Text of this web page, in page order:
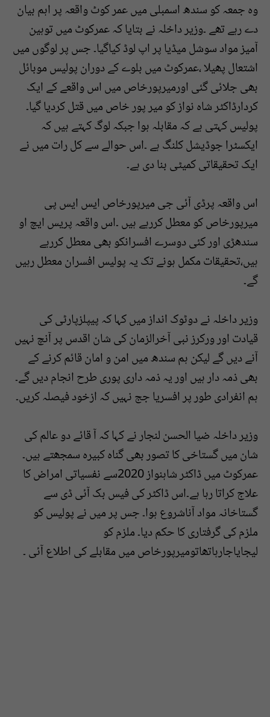
وہ جمعہ کو سندھ اسمبلی میں عمر کوٹ واقعہ پر اہم بیان
دے رہے تھے ۔وزیر داخلہ نے بتایا کہ عمرکوٹ میں توہین
آمیز مواد سوشل میڈیا پر اپ لوڈ کیاگیا۔ جس پر لوگوں میں
اشتعال پھیلا ،عمرکوٹ میں بلوے کے دوران پولیس موبائل
بھی جلائی گئی اورمیرپورخاص میں اس واقعے کے ایک
کردارڈاکٹر شاہ نواز کو میر پور خاص میں قتل کردیا گیا۔
پولیس کہتی ہے کہ مقابلہ ہوا جبکہ لوگ کہتے ہیں کہ
ایکسٹرا جوڈیشل کلنگ ہے ۔اس حوالے سے کل رات میں نے
ایک تحقیقاتی کمیٹی بنا دی ہے۔
اس واقعہ پرڈی آئی جی میرپورخاص ایس ایس پی
میرپورخاص کو معطل کررہے ہیں ۔اس واقعہ پریس ایچ او
سندھڑی اور کئی دوسرے افسرانکو بھی معطل کررہے
ہیں،تحقیقات مکمل ہونے تک یہ پولیس افسران معطل رہیں
گے۔
وزیر داخلہ نے دوٹوک انداز میں کہا کہ پیپلزپارٹی کی
قیادت اور ورکرز نبی آخرالزمان کی شان اقدس پر آنچ نہیں
آنے دیں گے لیکن ہم سندھ میں امن و امان قائم کرنے کے
بھی ذمہ دار ہیں اور یہ ذمہ داری پوری طرح انجام دیں گے۔
ہم انفرادی طور پر افسریا جج نہیں کہ ازخود فیصلہ کریں۔
وزیر داخلہ ضیا الحسن لنجار نے کہا کہ آ قائے دو عالم کی
شان میں گستاخی کا تصور بھی گناہ کبیرہ سمجھتے ہیں۔
عمرکوٹ میں ڈاکٹر شاہنواز 2020سے نفسیاتی امراض کا
علاج کراتا رہا ہے۔اس ڈاکٹر کی فیس بک آئی ڈی سے
گستاخانہ مواد آناشروع ہوا۔ جس پر میں نے پولیس کو
ملزم کی گرفتاری کا حکم دیا۔ ملزم کو
لیجایاجارہاتھاتومیرپورخاص میں مقابلے کی اطلاع آئی ۔